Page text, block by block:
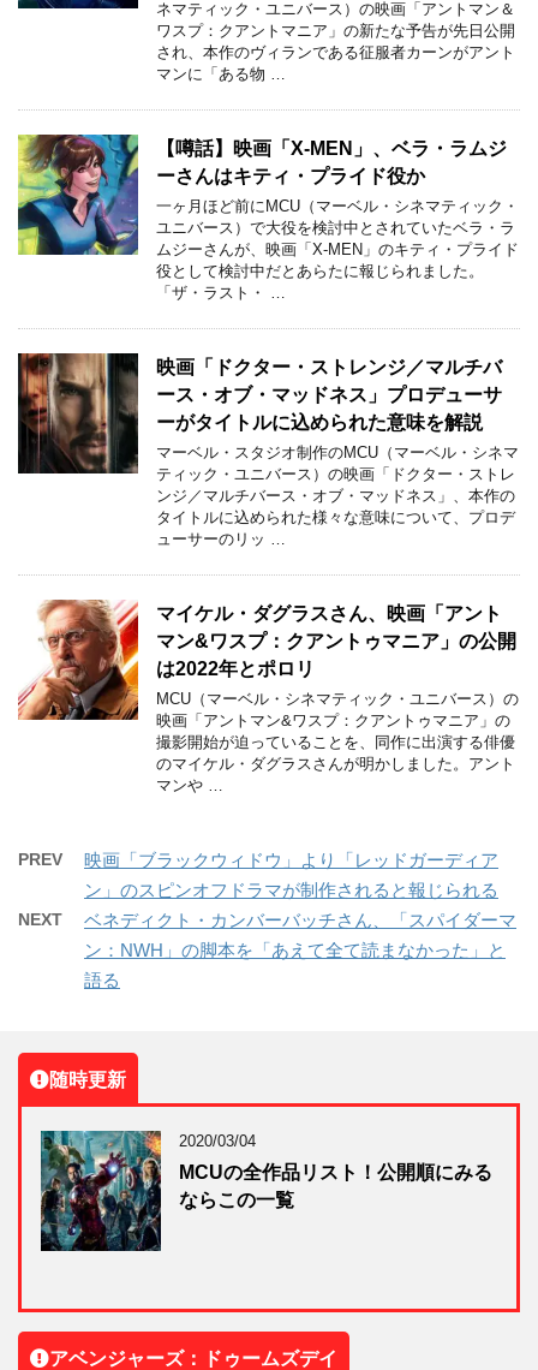
ネマティック・ユニバース）の映画「アントマン＆
ワスプ：クアントマニア」の新たな予告が先日公開
され、本作のヴィランである征服者カーンがアント
マンに「ある物 …
【噂話】映画「X-MEN」、ベラ・ラムジ
ーさんはキティ・プライド役か
一ヶ月ほど前にMCU（マーベル・シネマティック・
ユニバース）で大役を検討中とされていたベラ・ラ
ムジーさんが、映画「X-MEN」のキティ・プライド
役として検討中だとあらたに報じられました。
「ザ・ラスト・ …
映画「ドクター・ストレンジ／マルチバ
ース・オブ・マッドネス」プロデューサ
ーがタイトルに込められた意味を解説
マーベル・スタジオ制作のMCU（マーベル・シネマ
ティック・ユニバース）の映画「ドクター・ストレ
ンジ／マルチバース・オブ・マッドネス」、本作の
タイトルに込められた様々な意味について、プロデ
ューサーのリッ …
マイケル・ダグラスさん、映画「アント
マン&ワスプ：クアントゥマニア」の公開
は2022年とポロリ
MCU（マーベル・シネマティック・ユニバース）の
映画「アントマン&ワスプ：クアントゥマニア」の
撮影開始が迫っていることを、同作に出演する俳優
のマイケル・ダグラスさんが明かしました。アント
マンや …
PREV
映画「ブラックウィドウ」より「レッドガーディア
ン」のスピンオフドラマが制作されると報じられる
NEXT
ベネディクト・カンバーバッチさん、「スパイダーマ
ン：NWH」の脚本を「あえて全て読まなかった」と
語る
随時更新
2020/03/04
MCUの全作品リスト！公開順にみる
ならこの一覧
アベンジャーズ：ドゥームズデイ